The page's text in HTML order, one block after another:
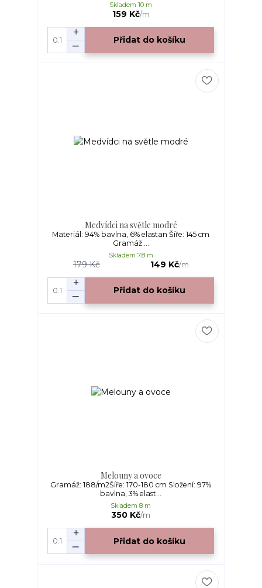
159 Kč/m
Skladem 10 m
Přidat do košíku
Medvídci na světle modré
Materiál: 94% bavlna, 6% elastan Šíře: 145 cm
Gramáž:...
179 Kč 149 Kč/m
Skladem 7.8 m
Přidat do košíku
Melouny a ovoce
Gramáž: 188/m2Šíře: 170-180 cm Složení: 97%
bavlna, 3% elast...
350 Kč/m
Skladem 8 m
Přidat do košíku